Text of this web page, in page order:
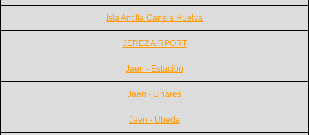
Isla Antilla Canela Huelva
JEREZ AIRPORT
Jaen - Estación
Jaen - Linares
Jaen - Ubeda